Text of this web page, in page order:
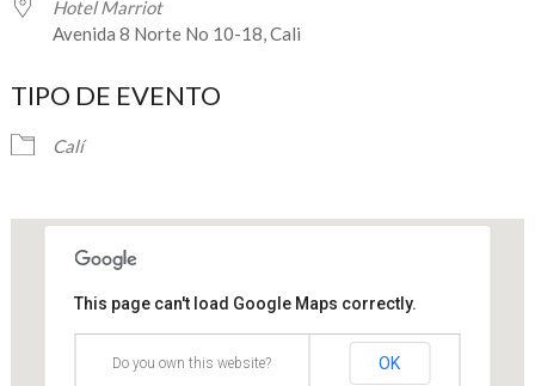
Hotel Marriot
Avenida 8 Norte No 10-18, Cali
TIPO DE EVENTO
Calí
Hotel Marriot
This page can't load Google Maps correctly.
Do you own this website? OK